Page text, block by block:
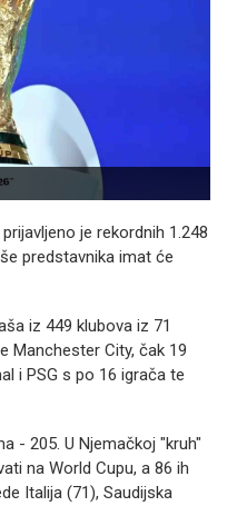
je rekordnih 1.248
predstavnika imat će
iz 449 klubova iz 71
Manchester City, čak 19
i PSG s po 16 igrača te
- 205. U Njemačkoj "kruh"
na World Cupu, a 86 ih
Italija (71), Saudijska